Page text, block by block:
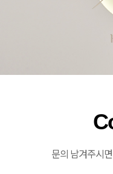
문의 남겨주시